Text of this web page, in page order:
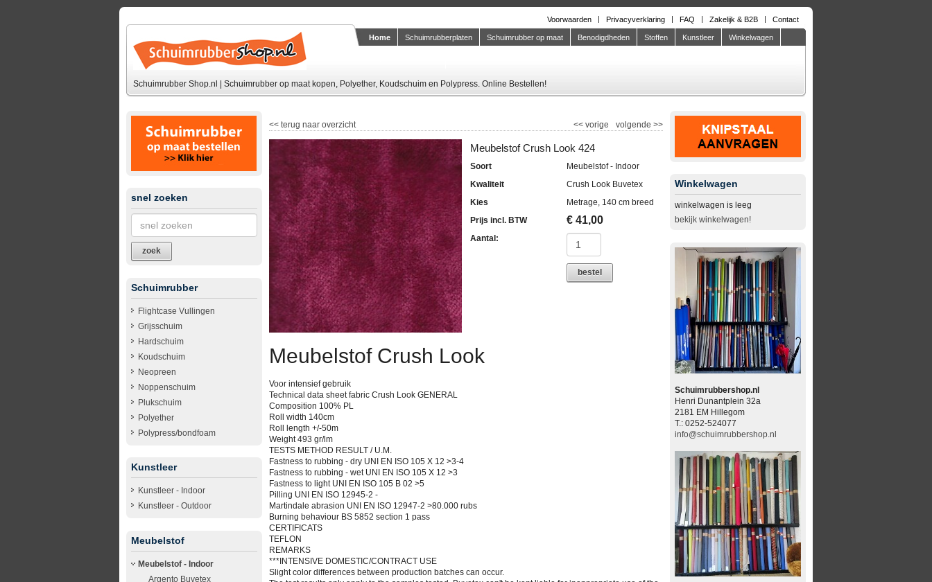
Voorwaarden Privacyverklaring FAQ Zakelijk & B2B Contact
Schuimrubber Shop.nl | Schuimrubber op maat kopen, Polyether, Koudschuim en Polypress. Online Bestellen!
Home Schuimrubberplaten Schuimrubber op maat Benodigdheden Stoffen Kunstleer Winkelwagen
snel zoeken
zoek
Schuimrubber
Flightcase Vullingen
Grijsschuim
Hardschuim
Koudschuim
Neopreen
Noppenschuim
Plukschuim
Polyether
Polypress/bondfoam
Kunstleer
Kunstleer - Indoor
Kunstleer - Outdoor
Meubelstof
Meubelstof - Indoor
Argento Buvetex
<< terug naar overzicht volgende >>
<<vorige
Meubelstof Crush Look 424
Soort
Meubelstof - Indoor
Kwaliteit
Crush Look Buvetex
Kies
Metrage, 140 cm breed
Prijs incl. BTW
€ 41,00
Aantal:
bestel
Meubelstof Crush Look
Voor intensief gebruik
Technical data sheet fabric Crush Look GENERAL
Composition 100% PL
Roll width 140cm
Roll length +/-50m
Weight 493 gr/lm
TESTS METHOD RESULT / U.M.
Fastness to rubbing - dry UNI EN ISO 105 X 12 >3-4
Fastness to rubbing - wet UNI EN ISO 105 X 12 >3
Fastness to light UNI EN ISO 105 B 02 >5
Pilling UNI EN ISO 12945-2 -
Martindale abrasion UNI EN ISO 12947-2 >80.000 rubs
Burning behaviour BS 5852 section 1 pass
CERTIFICATS
TEFLON
REMARKS
***INTENSIVE DOMESTIC/CONTRACT USE
Slight color differences between production batches can occur.
Winkelwagen
winkelwagen is leeg
bekijk winkelwagen!
Schuimrubbershop.nl
Henri Dunantplein 32a
2181 EM Hillegom
T.: 0252-524077
info@schuimrubbershop.nl